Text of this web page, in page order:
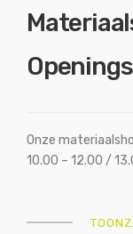
Onze
10.00 – 12.00 /